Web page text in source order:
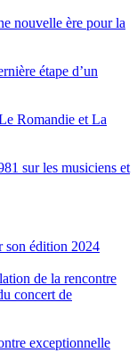
nouvelle ère pour la
étape d’un
Romandie et La
sur les musiciens et
son édition 2024
de la rencontre
concert de
exceptionnelle